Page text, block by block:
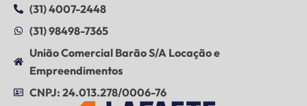
(31) 4007-2448
(31) 98498-7365
União Comercial Barão S/A Locação e
Empreendimentos
CNPJ: 24.013.278/0006-76